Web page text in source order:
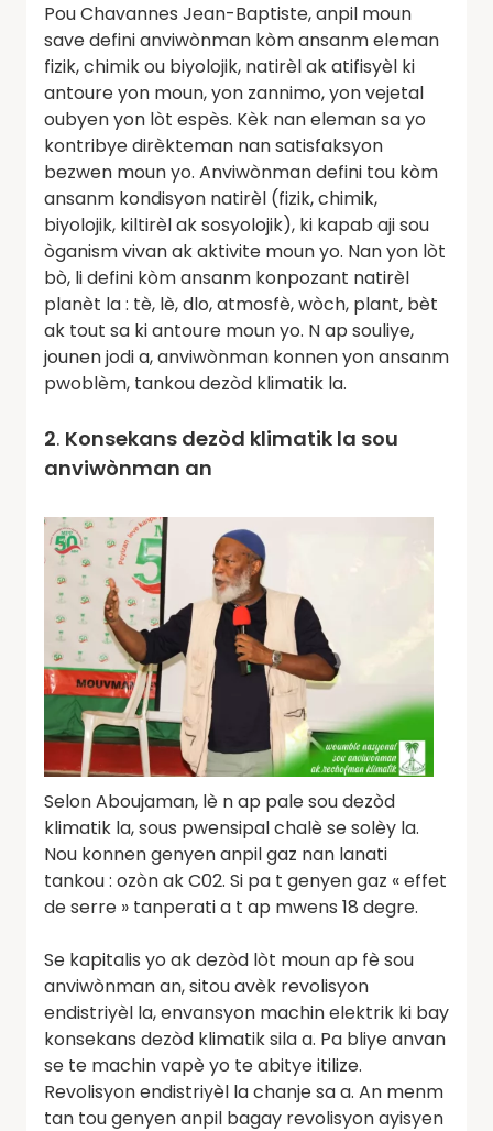
Pou Chavannes Jean-Baptiste, anpil moun
save defini anviwònman kòm ansanm eleman
fizik, chimik ou biyolojik, natirèl ak atifisyèl ki
antoure yon moun, yon zannimo, yon vejetal
oubyen yon lòt espès. Kèk nan eleman sa yo
kontribye dirèkteman nan satisfaksyon
bezwen moun yo. Anviwònman defini tou kòm
ansanm kondisyon natirèl (fizik, chimik,
biyolojik, kiltirèl ak sosyolojik), ki kapab aji sou
òganism vivan ak aktivite moun yo. Nan yon lòt
bò, li defini kòm ansanm konpozant natirèl
planèt la : tè, lè, dlo, atmosfè, wòch, plant, bèt
ak tout sa ki antoure moun yo. N ap souliye,
jounen jodi a, anviwònman konnen yon ansanm
pwoblèm, tankou dezòd klimatik la.
2. Konsekans dezòd klimatik la sou
anviwònman an
Selon Aboujaman, lè n ap pale sou dezòd
klimatik la, sous pwensipal chalè se solèy la.
Nou konnen genyen anpil gaz nan lanati
tankou : ozòn ak C02. Si pa t genyen gaz « effet
de serre » tanperati a t ap mwens 18 degre.
Se kapitalis yo ak dezòd lòt moun ap fè sou
anviwònman an, sitou avèk revolisyon
endistriyèl la, envansyon machin elektrik ki bay
konsekans dezòd klimatik sila a. Pa bliye anvan
se te machin vapè yo te abitye itilize.
Revolisyon endistriyèl la chanje sa a. An menm
tan tou genyen anpil bagay revolisyon ayisyen